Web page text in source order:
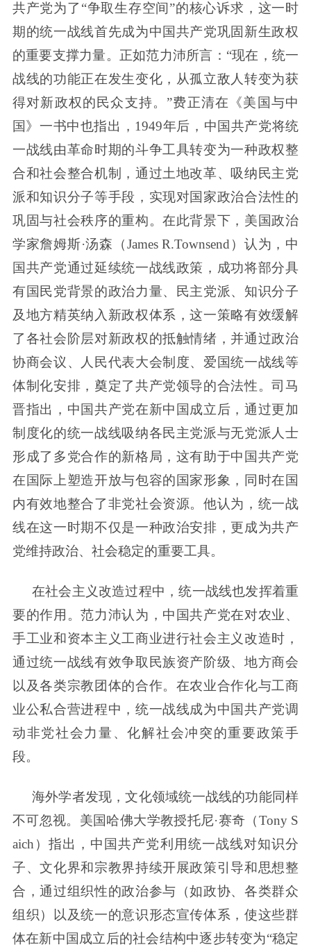
共产党为了“争取生存空间”的核心诉求，这一时
期的统一战线首先成为中国共产党巩固新生政权
的重要支撑力量。正如范力沛所言：“现在，统一
战线的功能正在发生变化，从孤立敌人转变为获
得对新政权的民众支持。”费正清在《美国与中
国》一书中也指出，1949年后，中国共产党将统
一战线由革命时期的斗争工具转变为一种政权整
合和社会整合机制，通过土地改革、吸纳民主党
派和知识分子等手段，实现对国家政治合法性的
巩固与社会秩序的重构。在此背景下，美国政治
学家詹姆斯·汤森（James R.Townsend）认为，中
国共产党通过延续统一战线政策，成功将部分具
有国民党背景的政治力量、民主党派、知识分子
及地方精英纳入新政权体系，这一策略有效缓解
了各社会阶层对新政权的抵触情绪，并通过政治
协商会议、人民代表大会制度、爱国统一战线等
体制化安排，奠定了共产党领导的合法性。司马
晋指出，中国共产党在新中国成立后，通过更加
制度化的统一战线吸纳各民主党派与无党派人士
形成了多党合作的新格局，这有助于中国共产党
在国际上塑造开放与包容的国家形象，同时在国
内有效地整合了非党社会资源。他认为，统一战
线在这一时期不仅是一种政治安排，更成为共产
党维持政治、社会稳定的重要工具。
在社会主义改造过程中，统一战线也发挥着重
要的作用。范力沛认为，中国共产党在对农业、
手工业和资本主义工商业进行社会主义改造时，
通过统一战线有效争取民族资产阶级、地方商会
以及各类宗教团体的合作。在农业合作化与工商
业公私合营进程中，统一战线成为中国共产党调
动非党社会力量、化解社会冲突的重要政策手
段。
海外学者发现，文化领域统一战线的功能同样
不可忽视。美国哈佛大学教授托尼·赛奇（Tony S
aich）指出，中国共产党利用统一战线对知识分
子、文化界和宗教界持续开展政策引导和思想整
合，通过组织性的政治参与（如政协、各类群众
组织）以及统一的意识形态宣传体系，使这些群
体在新中国成立后的社会结构中逐步转变为“稳定